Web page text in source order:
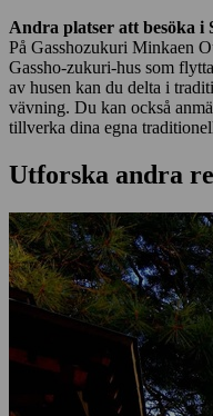
Andra platser att besöka i
På Gasshozukuri Minkaen
Gassho-zukuri-hus som
av husen kan du delta i
vävning. Du kan också
tillverka dina egna
Utforska andra